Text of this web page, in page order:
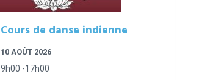
Cours de danse indienne
10 AOÛT 2026
9h00 -17h00